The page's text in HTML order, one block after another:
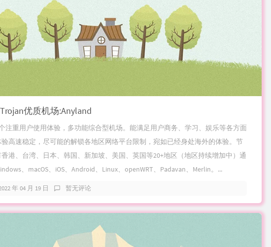
优质机场:Anyland
注重用户使用体验，多功能综合型机场。能满足用户商务、学习、娱乐等各方面
高速稳定，尽可能的解锁各地区网络平台限制，宛如已经身处海外的体验。节
港、台湾、日本、韩国、新加坡、美国、英国等20+地区（地区持续增加中）通
、macOS、iOS、Android、Linux、openWRT、Padavan、Merlin。...
年 04 月 19 日 暂无评论